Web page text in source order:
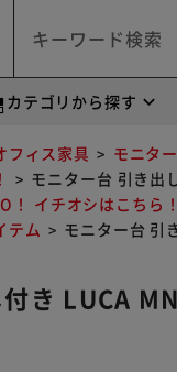
カテゴリから探す
フィス家具 モニタ
モニター台 引き出
！ イチオシはこちら！
テム モニター台 引
き LUCA